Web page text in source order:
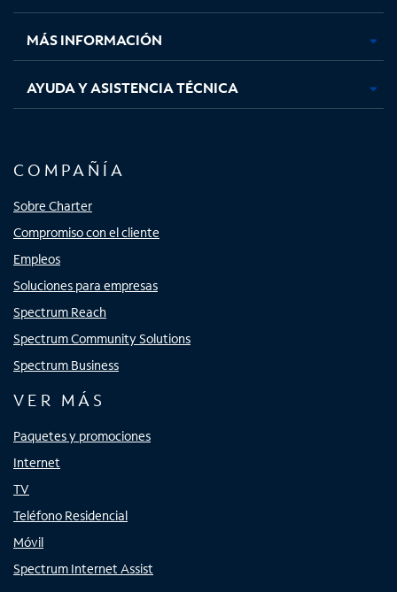
nuevanuevanuevanueva
MÁS INFORMACIÓN
AYUDA Y ASISTENCIA TÉCNICA
COMPAÑÍA
Sobre Charter
Compromiso con el cliente
Empleos
Soluciones para empresas
Spectrum Reach
Spectrum Community Solutions
Spectrum Business
VER MÁS
Paquetes y promociones
Internet
TV
Teléfono Residencial
Móvil
Spectrum Internet Assist